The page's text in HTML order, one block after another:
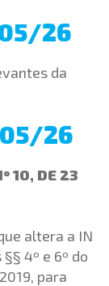
05/26
da
05/26
10, DE 23
altera a IN
4º e 6º do
para